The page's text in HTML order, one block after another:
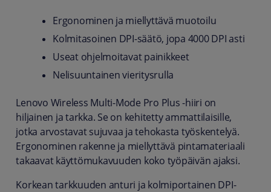
Ergonominen ja miellyttävä muotoilu
Kolmitasoinen DPI-säätö, jopa 4000 DPI asti
Useat ohjelmoitavat painikkeet
Nelisuuntainen vieritysrulla
Lenovo Wireless Multi-Mode Pro Plus -hiiri on
hiljainen ja tarkka. Se on kehitetty ammattilaisille,
jotka arvostavat sujuvaa ja tehokasta työskentelyä.
Ergonominen rakenne ja miellyttävä pintamateriaali
takaavat käyttömukavuuden koko työpäivän ajaksi.
Korkean tarkkuuden anturi ja kolmiportainen DPI-